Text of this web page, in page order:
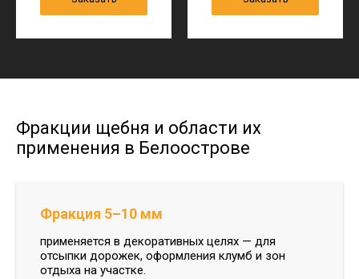
Фракции щебня и области их
применения в Белоострове
Фракция 5–10 мм
применяется в декоративных целях — для
отсыпки дорожек, оформления клумб и зон
отдыха на участке.